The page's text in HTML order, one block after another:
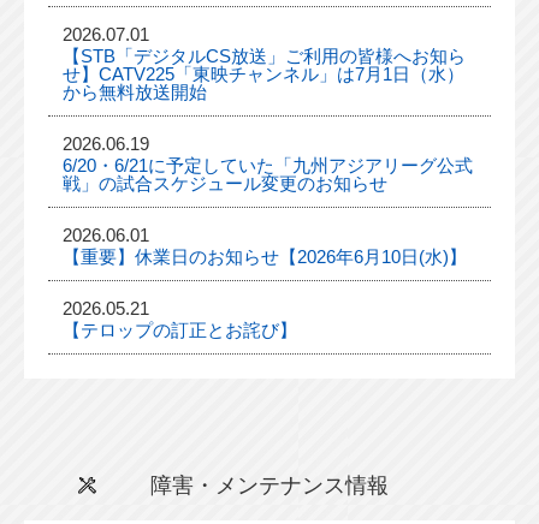
2026.07.01
【STB「デジタルCS放送」ご利用の皆様へお知ら
せ】CATV225「東映チャンネル」は7月1日（水）
から無料放送開始
2026.06.19
6/20・6/21に予定していた「九州アジアリーグ公式
戦」の試合スケジュール変更のお知らせ
2026.06.01
【重要】休業日のお知らせ【2026年6月10日(水)】
2026.05.21
【テロップの訂正とお詫び】
障害・メンテナンス情報